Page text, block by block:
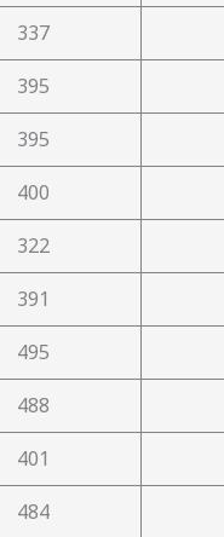
337
395
395
400
322
391
495
488
401
484